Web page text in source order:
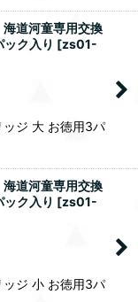
道河童専用交換
ク入り [zs01-
ジ 大 お徳用3パ
道河童専用交換
ク入り [zs01-
ジ 小 お徳用3パ